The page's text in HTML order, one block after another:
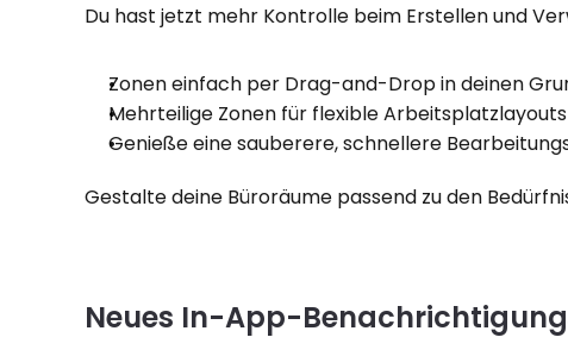
Du hast jetzt mehr Kontrolle beim Erstellen und
Zonen einfach per Drag-and-Drop in deinen
Mehrteilige Zonen für flexible
Genieße eine sauberere, schnellere
Gestalte deine Büroräume passend zu den
Neues In-App-